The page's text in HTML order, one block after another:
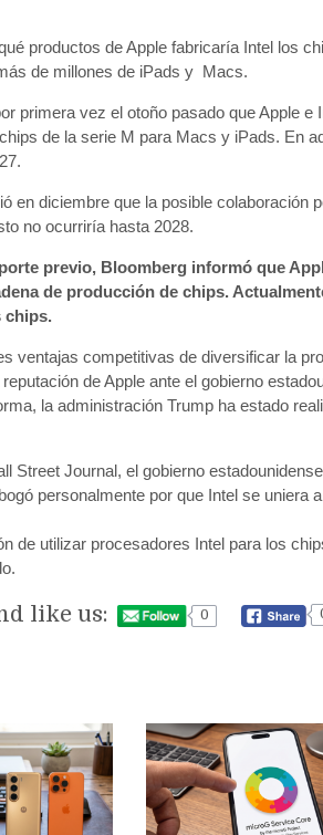
productos de Apple fabricaría Intel los
de millones de iPads y Macs.
primera vez el otoño pasado que Apple
de la serie M para Macs y iPads. En
en diciembre que la posible
no ocurriría hasta 2028.
previo, Bloomberg informó que
de producción de chips.
chips.
ventajas competitivas de diversificar la
de Apple ante el gobierno
la administración Trump ha estado
Street Journal, el gobierno
personalmente por que Intel se uniera
de utilizar procesadores Intel para los
like us: 0